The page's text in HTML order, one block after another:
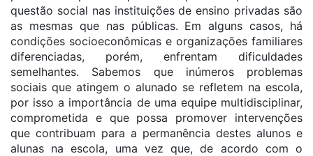
questão social nas instituições de ensino privadas são
as mesmas que nas públicas. Em alguns casos, há
condições socioeconômicas e organizações familiares
diferenciadas, porém, enfrentam dificuldades
semelhantes. Sabemos que inúmeros problemas
sociais que atingem o alunado se refletem na escola,
por isso a importância de uma equipe multidisciplinar,
comprometida e que possa promover intervenções
que contribuam para a permanência destes alunos e
alunas na escola, uma vez que, de acordo com o